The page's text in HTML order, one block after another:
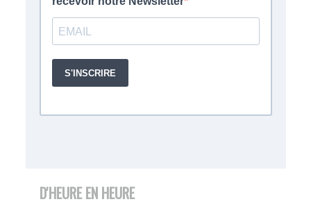
D'HEURE EN HEURE